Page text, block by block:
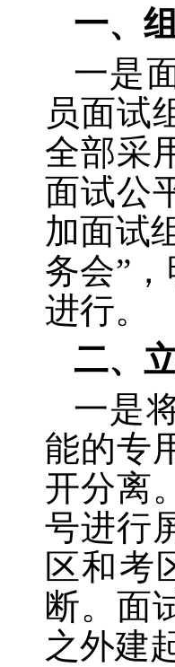
一、
一是
员面试
全部采
面试公
加面试
务会”
进行。
二、
一是
能的专
开分离
号进行
区和考
断。面
之外建